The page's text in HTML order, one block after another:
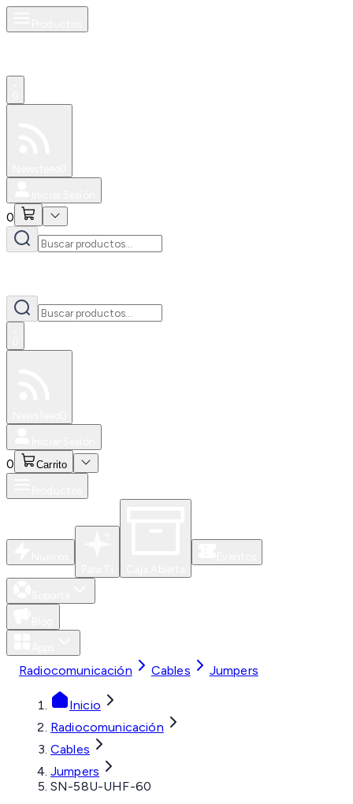
0
0 Carrito
Radiocomunicación Cables Jumpers
Inicio
Radiocomunicación
Cables
Jumpers
SN-58U-UHF-60